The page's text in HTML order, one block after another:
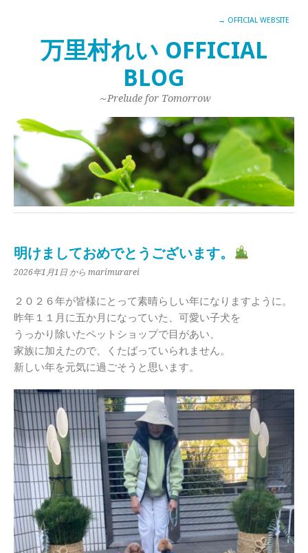
→ OFFICIAL WEBSITE
万里村れい OFFICIAL
BLOG
～Prelude for Tomorrow
明けましておめでとうございます。
2026年1月1日 から marimurarei
２０２６年が皆様にとって素晴らしい年になりますように。
昨年１１月に五か月になっていた、可愛い子犬を
うっかり除いたペットショップで目があい、
家族に加えたので、くたばっていられません。
新しい年を元気に過ごそうと思います。